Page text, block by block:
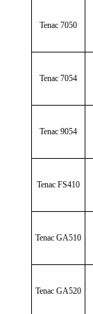
Tenac 7050
Tenac 7054
Tenac 9054
Tenac FS410
Tenac GA510
Tenac GA520